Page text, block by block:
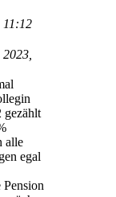
11:12
gezählt
alle
egal